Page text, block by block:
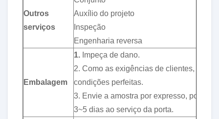
Outros
serviços
Auxílio do projeto
Inspeção
Engenharia reversa
Embalagem
1. Impeça de dano.
2. Como as exigências de clientes, em
condições perfeitas.
3. Envie a amostra por expresso, porta de
3~5 dias ao serviço da porta.